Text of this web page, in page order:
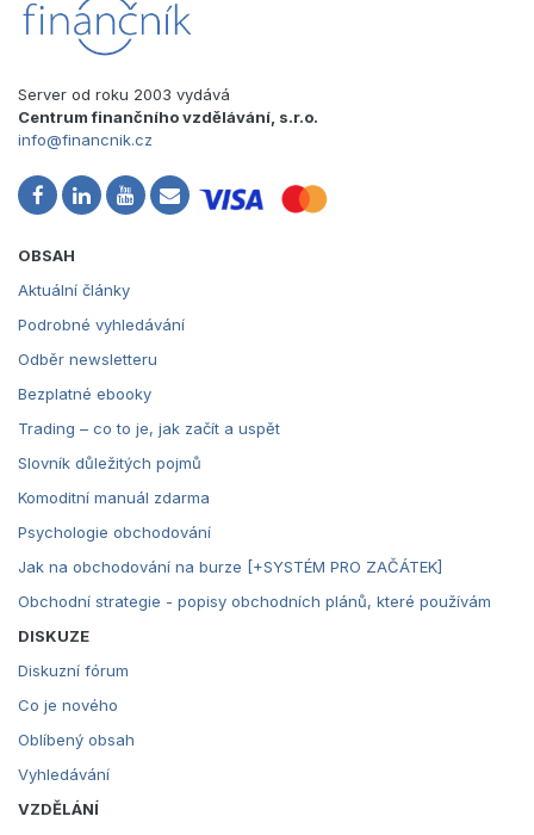
Server od roku 2003 vydává
Centrum finančního vzdělávání, s.r.o.
info@financnik.cz
OBSAH
Aktuální články
Podrobné vyhledávání
Odběr newsletteru
Bezplatné ebooky
Trading – co to je, jak začít a uspět
Slovník důležitých pojmů
Komoditní manuál zdarma
Psychologie obchodování
Jak na obchodování na burze [+SYSTÉM PRO ZAČÁTEK]
Obchodní strategie - popisy obchodních plánů, které používám
DISKUZE
Diskuzní fórum
Co je nového
Oblíbený obsah
Vyhledávání
VZDĚLÁNÍ